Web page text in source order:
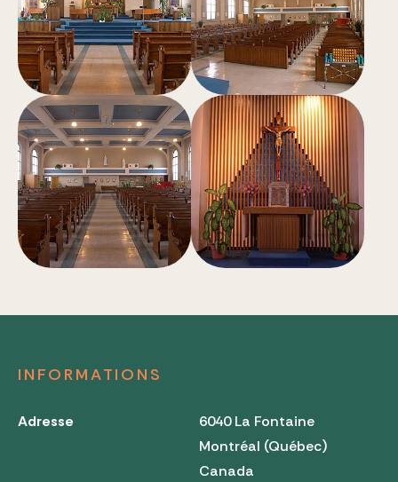
INFORMATIONS
Adresse
6040 La Fontaine
Montréal (Québec)
Canada